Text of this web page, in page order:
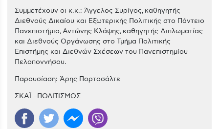
Συμμετέχουν οι κ.κ.: Άγγελος Συρίγος, καθηγητής
Διεθνούς Δικαίου και Εξωτερικής Πολιτικής στο Πάντειο
Πανεπιστήμιο, Αντώνης Κλάψης, καθηγητής Διπλωματίας
και Διεθνούς Οργάνωσης στο Τμήμα Πολιτικής
Επιστήμης και Διεθνών Σχέσεων του Πανεπιστημίου
Πελοποννήσου.
Παρουσίαση: Άρης Πορτοσάλτε
ΣΚΑΪ –ΠΟΛΙΤΙΣΜΟΣ